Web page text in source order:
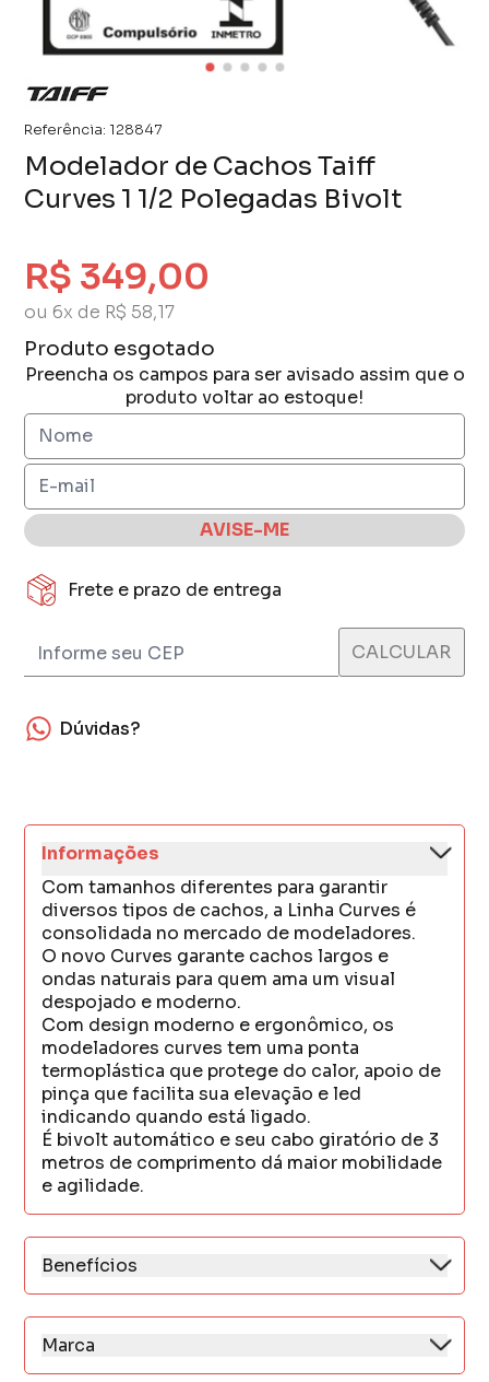
Referência: 128847
Modelador de Cachos Taiff
Curves 1 1/2 Polegadas Bivolt
R$ 349,00
ou 6x de R$ 58,17
Produto esgotado
Preencha os campos para ser avisado assim que o
produto voltar ao estoque!
AVISE-ME
Frete e prazo de entrega
Dúvidas?
Informações
Com tamanhos diferentes para garantir
diversos tipos de cachos, a Linha Curves é
consolidada no mercado de modeladores.
O novo Curves garante cachos largos e
ondas naturais para quem ama um visual
despojado e moderno.
Com design moderno e ergonômico, os
modeladores curves tem uma ponta
termoplástica que protege do calor, apoio de
pinça que facilita sua elevação e led
indicando quando está ligado.
É bivolt automático e seu cabo giratório de 3
metros de comprimento dá maior mobilidade
e agilidade.
Benefícios
* 38 mm
* Bivolt automático
* Tubo e pinça com pintura de cerâmica
* Cabo giratório de 3 metros
Marca
A Taiff é uma marca com mais de 30 anos de